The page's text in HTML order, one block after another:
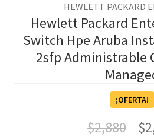
HEWLETT PACKARD
Hewlett Packard
Switch Hpe Aruba
2sfp Administrable
¡OFERTA!
$2,880 $